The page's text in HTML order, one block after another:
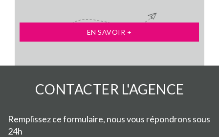
EN SAVOIR +
CONTACTER L'AGENCE
Remplissez ce formulaire, nous vous répondrons sous
24h